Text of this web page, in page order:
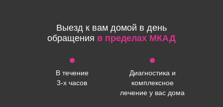
Выезд к вам домой в день
обращения в пределах МКАД
В течение
3-х часов
Диагностика и
комплексное
лечение у вас дома